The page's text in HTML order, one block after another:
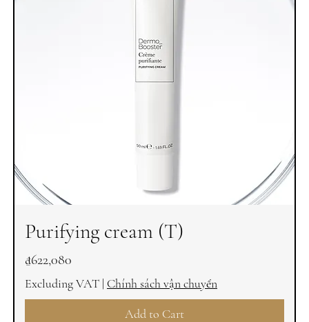
Purifying cream (T)
Price
₫622,080
Excluding VAT | Chính sách vận chuyển
Add to Cart